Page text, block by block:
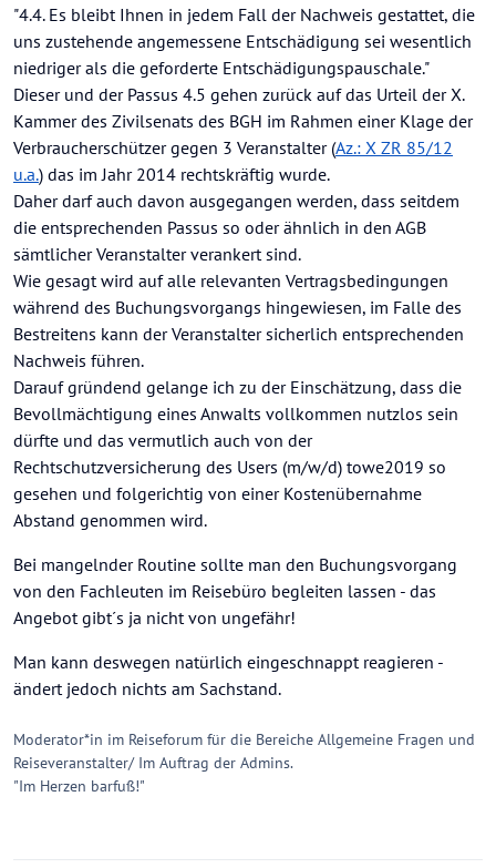
"4.4. Es bleibt Ihnen in jedem Fall der Nachweis gestattet, die
uns zustehende angemessene Entschädigung sei wesentlich
niedriger als die geforderte Entschädigungspauschale."
Dieser und der Passus 4.5 gehen zurück auf das Urteil der X.
Kammer des Zivilsenats des BGH im Rahmen einer Klage der
Verbraucherschützer gegen 3 Veranstalter (Az.: X ZR 85/12
u.a.) das im Jahr 2014 rechtskräftig wurde.
Daher darf auch davon ausgegangen werden, dass seitdem
die entsprechenden Passus so oder ähnlich in den AGB
sämtlicher Veranstalter verankert sind.
Wie gesagt wird auf alle relevanten Vertragsbedingungen
während des Buchungsvorgangs hingewiesen, im Falle des
Bestreitens kann der Veranstalter sicherlich entsprechenden
Nachweis führen.
Darauf gründend gelange ich zu der Einschätzung, dass die
Bevollmächtigung eines Anwalts vollkommen nutzlos sein
dürfte und das vermutlich auch von der
Rechtschutzversicherung des Users (m/w/d) towe2019 so
gesehen und folgerichtig von einer Kostenübernahme
Abstand genommen wird.
Bei mangelnder Routine sollte man den Buchungsvorgang
von den Fachleuten im Reisebüro begleiten lassen - das
Angebot gibt´s ja nicht von ungefähr!
Man kann deswegen natürlich eingeschnappt reagieren -
ändert jedoch nichts am Sachstand.
Moderator*in im Reiseforum für die Bereiche Allgemeine Fragen und
Reiseveranstalter/ Im Auftrag der Admins.
"Im Herzen barfuß!"